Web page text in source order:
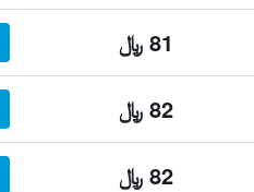
81 ﷼
82 ﷼
82 ﷼